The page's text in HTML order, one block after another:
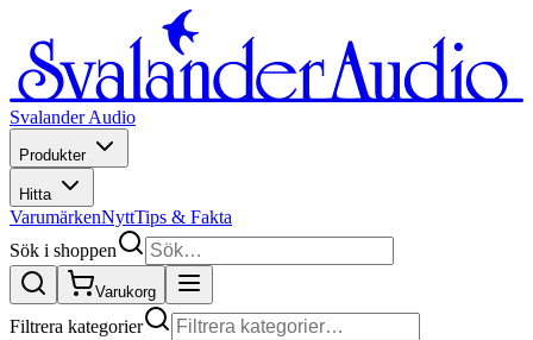
Svalander Audio
Produkter
Hitta
VarumärkenNyttTips & Fakta
Sök i shoppen
Varukorg
Filtrera kategorier